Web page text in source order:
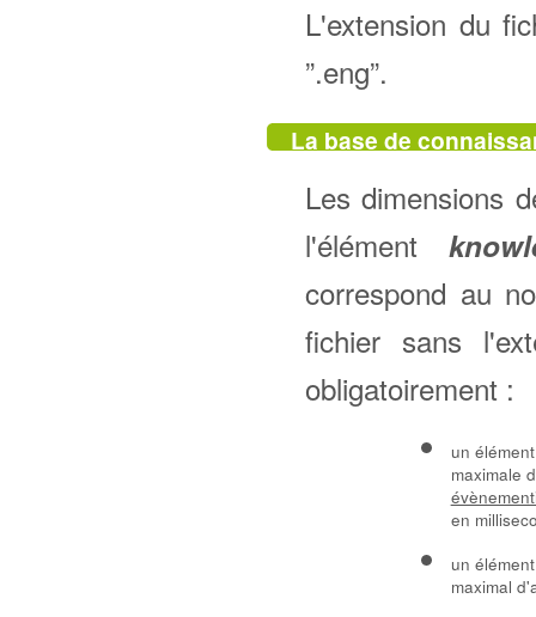
L'extension du
”.eng”.
La base de
Les dimensions
l'élément
correspond au
fichier sans
obligatoirement :
un
maximale
en
un
maximal